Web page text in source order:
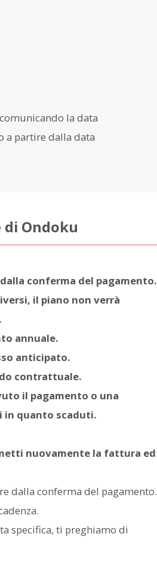
la data
a partire dalla data
Ondoku
conferma del pagamento.
il piano non verrà
annuale.
anticipato.
contrattuale.
il pagamento o una
in quanto scaduti.
nuovamente la fattura ed
dalla conferma del pagamento.
specifica, ti preghiamo di